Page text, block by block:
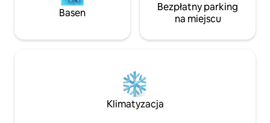
Basen
Bezpłatny parking
na miejscu
Klimatyzacja